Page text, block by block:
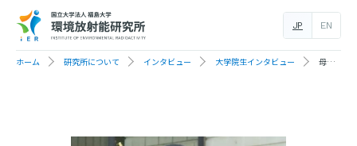
EN
JP
ホーム 研究所について インタビュー 大学院生インタビュー 母国に戻った後のキャリアに、大学院での学びを活かしたい